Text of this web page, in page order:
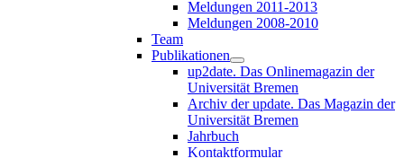
Meldungen 2011-2013
Meldungen 2008-2010
Team
Publikationen
up2date. Das Onlinemagazin der
Universität Bremen
Archiv der update. Das Magazin der
Universität Bremen
Jahrbuch
Kontaktformular